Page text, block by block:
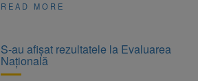
READ MORE
S-au afişat rezultatele la Evaluarea
Naţională